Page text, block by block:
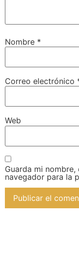
Nombre *
Correo electrónico
Web
Guarda mi
navegador para la